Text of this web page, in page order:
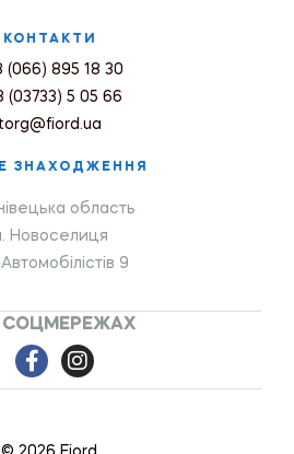
КОНТАКТИ
(066) 895 18 30
(03733) 5 05 66
ЗНАХОДЖЕННЯ
область
Новоселиця
Автомобілістів 9
СОЦМЕРЕЖАХ